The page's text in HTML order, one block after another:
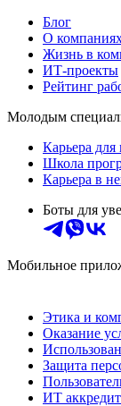
Блог
О
Жизнь в
ИТ-проекты
Рейтинг
Молодым
Карьера
Школа
Карьера в
Боты для
Мобильное
Этика и
Оказание
Защита
ИТ